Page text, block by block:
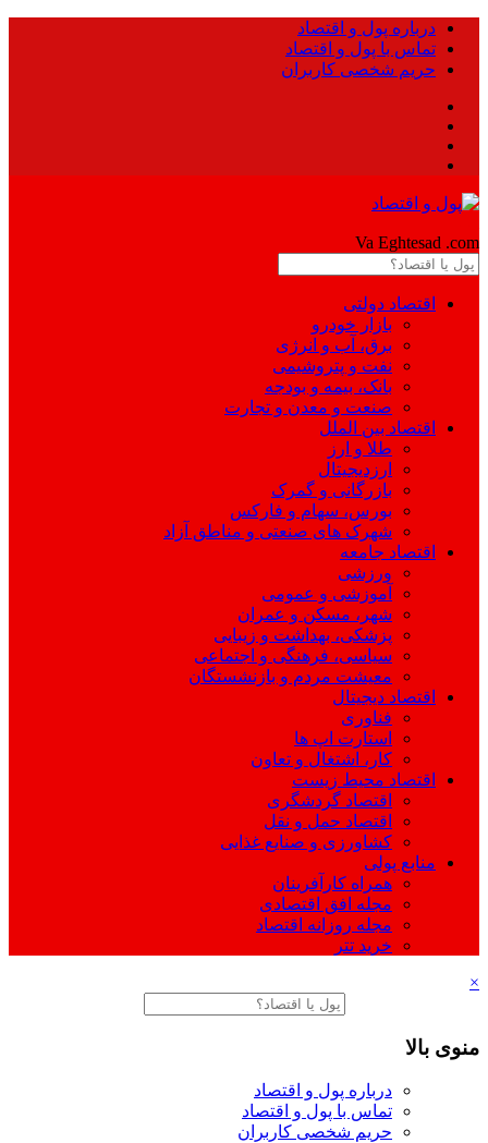
درباره پول و اقتصاد
تماس با پول و اقتصاد
حریم شخصی کاربران
Va Eghtesad .com
اقتصاد دولتی
بازار خودرو
برق، آب و انرژی
نفت و پتروشیمی
بانک، بیمه و بودجه
صنعت و معدن و تجارت
اقتصاد بین الملل
طلا و ارز
ارزدیجیتال
بازرگانی و گمرک
بورس، سهام و فارکس
شهرک های صنعتی و مناطق آزاد
اقتصاد جامعه
ورزشی
آموزشی و عمومی
شهر، مسکن و عمران
پزشکی، بهداشت و زیبایی
سیاسی، فرهنگی و اجتماعی
معیشت مردم و بازنشستگان
اقتصاد دیجیتال
فناوری
استارت اپ ها
کار، اشتغال و تعاون
اقتصاد محیط زیست
اقتصاد گردشگری
اقتصاد حمل و نقل
کشاورزی و صنایع غذایی
منابع پولی
همراه کارآفرینان
مجله افق اقتصادی
مجله روزانه اقتصاد
خرید تتر
×
منوی بالا
درباره پول و اقتصاد
تماس با پول و اقتصاد
حریم شخصی کاربران